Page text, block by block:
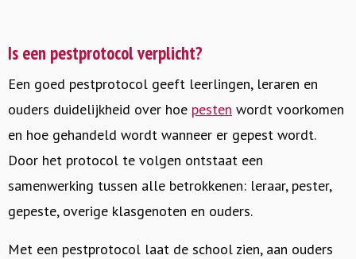
Is een pestprotocol verplicht?
Een goed pestprotocol geeft leerlingen, leraren en
ouders duidelijkheid over hoe pesten wordt voorkomen
en hoe gehandeld wordt wanneer er gepest wordt.
Door het protocol te volgen ontstaat een
samenwerking tussen alle betrokkenen: leraar, pester,
gepeste, overige klasgenoten en ouders.
Met een pestprotocol laat de school zien, aan ouders